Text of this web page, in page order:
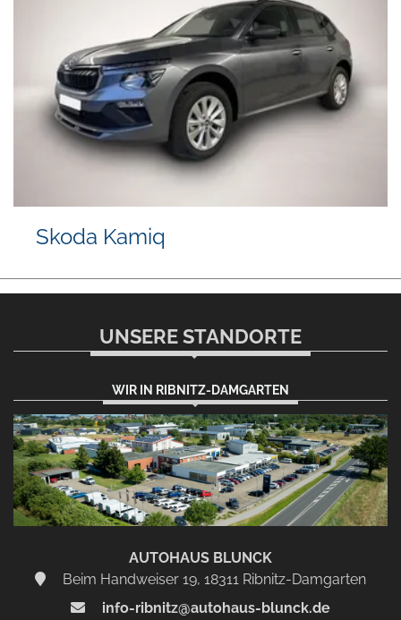
Skoda Kamiq
UNSERE STANDORTE
WIR IN RIBNITZ-DAMGARTEN
AUTOHAUS BLUNCK
Beim Handweiser 19, 18311 Ribnitz-Damgarten
info-ribnitz@autohaus-blunck.de